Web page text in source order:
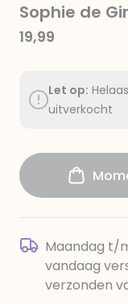
Sophie de
19,99
Let op:
uitverkocht
Maandag t/
vandaag
verzonden